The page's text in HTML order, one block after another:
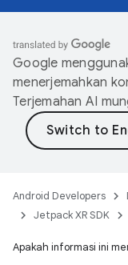
Google
menerjemahkan
Terjemahan AI
Android Developers
Jetpack XR SDK
Apakah informasi ini